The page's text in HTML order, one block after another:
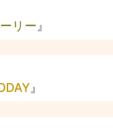
リー』
』